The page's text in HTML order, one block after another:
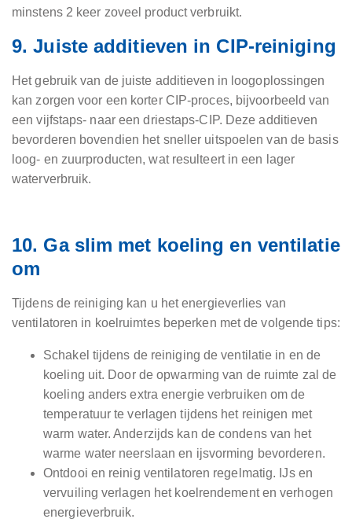
minstens 2 keer zoveel product verbruikt.
9. Juiste additieven in CIP-reiniging
Het gebruik van de juiste additieven in loogoplossingen
kan zorgen voor een korter CIP-proces, bijvoorbeeld van
een vijfstaps- naar een driestaps-CIP. Deze additieven
bevorderen bovendien het sneller uitspoelen van de basis
loog- en zuurproducten, wat resulteert in een lager
waterverbruik.
10. Ga slim met koeling en ventilatie
om
Tijdens de reiniging kan u het energieverlies van
ventilatoren in koelruimtes beperken met de volgende tips:
Schakel tijdens de reiniging de ventilatie in en de
koeling uit. Door de opwarming van de ruimte zal de
koeling anders extra energie verbruiken om de
temperatuur te verlagen tijdens het reinigen met
warm water. Anderzijds kan de condens van het
warme water neerslaan en ijsvorming bevorderen.
Ontdooi en reinig ventilatoren regelmatig. IJs en
vervuiling verlagen het koelrendement en verhogen
energieverbruik.